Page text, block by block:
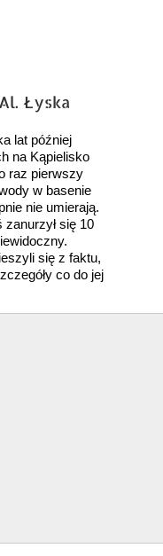
Łyska
lat później
na Kąpielisko
raz pierwszy
w basenie
nie umierają.
zanurzył się 10
się z faktu,
co do jej